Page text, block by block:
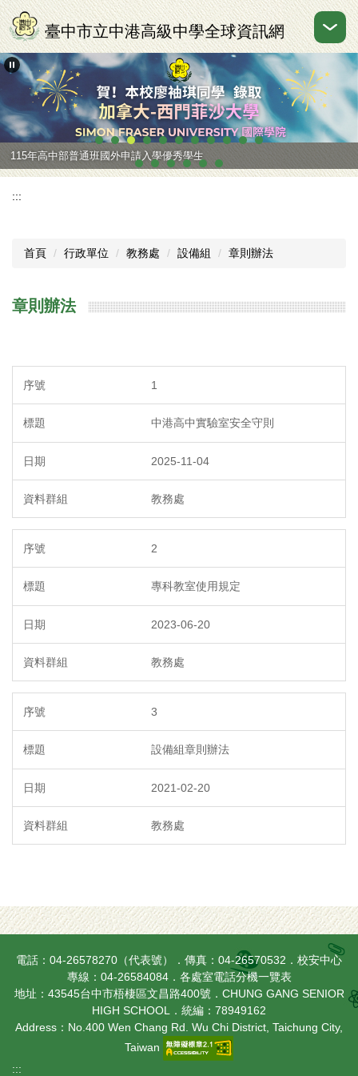
跳
到
主
要
區
臺中市立中港高級中學全球資訊網
115年高中部普通班國外申請入學優秀學生
:::
首頁 行政單位 教務處 設備組 章則辦法
章則辦法
1
中港高中實驗室安全守則
2025-11-04
教務處
2
專科教室使用規定
2023-06-20
教務處
3
設備組章則辦法
2021-02-20
教務處
電話：04-26578270（代表號）．傳真：04-26570532．校安中心
專線：04-26584084． 各處室電話分機一覽表
地址：43545台中市梧棲區文昌路400號．CHUNG GANG SENIOR
HIGH SCHOOL．統編：78949162
Address：No.400 Wen Chang Rd. Wu Chi District, Taichung City,
Taiwan
:::